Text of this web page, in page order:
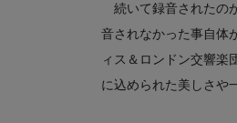
続いて録音されたの
音されなかった事自体
ィス＆ロンドン交響楽
に込められた美しさや